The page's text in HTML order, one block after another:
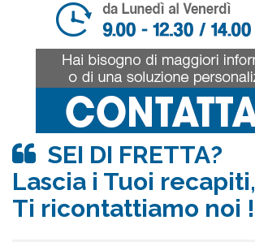
SEI DI FRETTA?
Lascia i Tuoi recapiti,
Ti ricontattiamo noi !